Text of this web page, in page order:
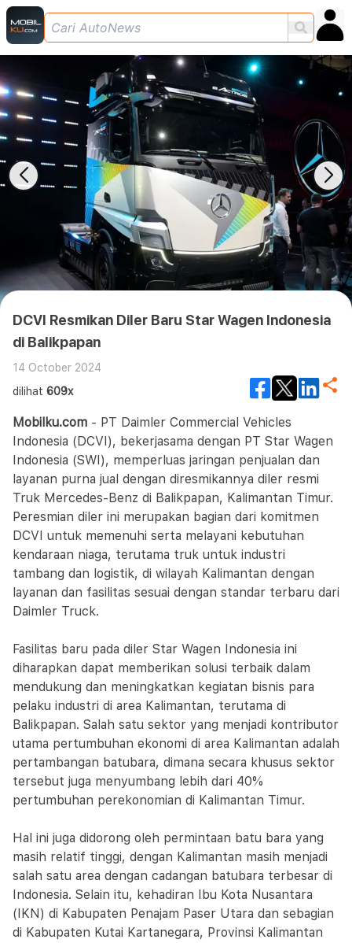
DCVI Resmikan Diler Baru Star Wagen Indonesia
di Balikpapan
14 October 2024
dilihat 609x
Mobilku.com - PT Daimler Commercial Vehicles
Indonesia (DCVI), bekerjasama dengan PT Star Wagen
Indonesia (SWI), memperluas jaringan penjualan dan
layanan purna jual dengan diresmikannya diler resmi
Truk Mercedes-Benz di Balikpapan, Kalimantan Timur.
Peresmian diler ini merupakan bagian dari komitmen
DCVI untuk memenuhi serta melayani kebutuhan
kendaraan niaga, terutama truk untuk industri
tambang dan logistik, di wilayah Kalimantan dengan
layanan dan fasilitas sesuai dengan standar terbaru dari
Daimler Truck.
Fasilitas baru pada diler Star Wagen Indonesia ini
diharapkan dapat memberikan solusi terbaik dalam
mendukung dan meningkatkan kegiatan bisnis para
pelaku industri di area Kalimantan, terutama di
Balikpapan. Salah satu sektor yang menjadi kontributor
utama pertumbuhan ekonomi di area Kalimantan adalah
pertambangan batubara, dimana secara khusus sektor
tersebut juga menyumbang lebih dari 40%
pertumbuhan perekonomian di Kalimantan Timur.
Hal ini juga didorong oleh permintaan batu bara yang
masih relatif tinggi, dengan Kalimantan masih menjadi
salah satu area dengan cadangan batubara terbesar di
Indonesia. Selain itu, kehadiran Ibu Kota Nusantara
(IKN) di Kabupaten Penajam Paser Utara dan sebagian
di Kabupaten Kutai Kartanegara, Provinsi Kalimantan